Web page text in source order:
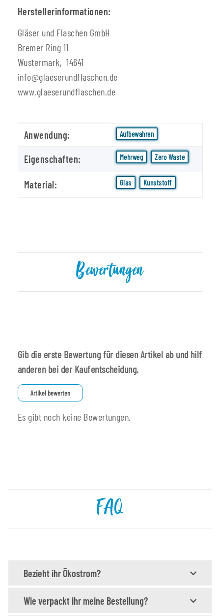
Herstellerinformationen:
Gläser und Flaschen GmbH
Bremer Ring 11
Wustermark, 14641
info@glaeserundflaschen.de
www.glaeserundflaschen.de
Produkteigenschaft
Wert
Anwendung: Aufbewahren
Eigenschaften: Mehrweg Zero Waste
Material: Glas Kunststoff
Bewertungen
Gib die erste Bewertung für diesen Artikel ab und hilf
anderen bei der Kaufentscheidung.
Artikel bewerten
Es gibt noch keine Bewertungen.
FAQ
Bezieht ihr Ökostrom?
Wie verpackt ihr meine Bestellung?